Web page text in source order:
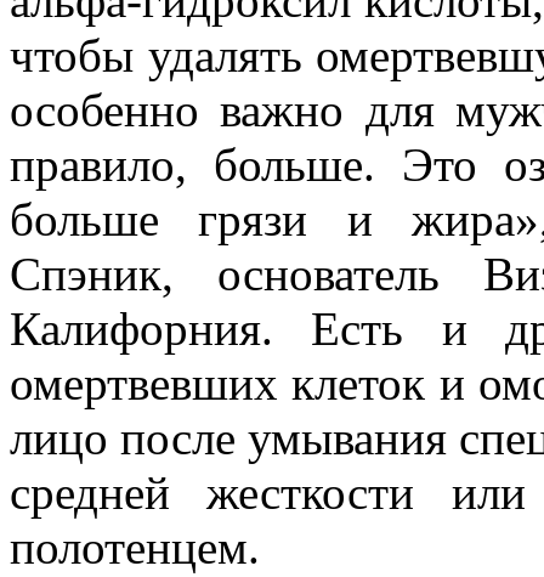
чтобы удалять
особенно важно для
правило, больше. Это
больше грязи и
Спэник, основатель
Калифорния. Есть и
омертвевших клеток и
лицо после умывания
средней жесткости
полотенцем.